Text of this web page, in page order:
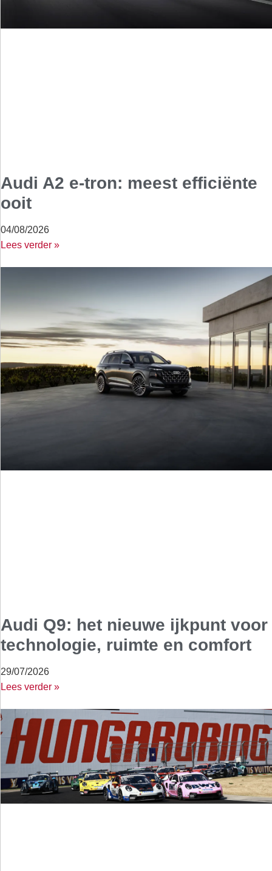
Audi A2 e-tron: meest efficiënte
ooit
04/08/2026
Lees verder »
Audi Q9: het nieuwe ijkpunt voor
technologie, ruimte en comfort
29/07/2026
Lees verder »